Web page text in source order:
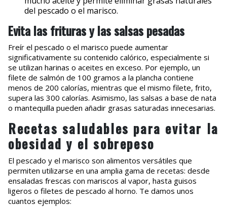
del pescado o el marisco.
Evita las frituras y las salsas pesadas
Freír el pescado o el marisco puede aumentar
significativamente su contenido calórico, especialmente si
se utilizan harinas o aceites en exceso. Por ejemplo, un
filete de salmón de 100 gramos a la plancha contiene
menos de 200 calorías, mientras que el mismo filete, frito,
supera las 300 calorías. Asimismo, las salsas a base de nata
o mantequilla pueden añadir grasas saturadas innecesarias.
Recetas saludables para evitar la
obesidad y el sobrepeso
El pescado y el marisco son alimentos versátiles que
permiten utilizarse en una amplia gama de recetas: desde
ensaladas frescas con mariscos al vapor, hasta guisos
ligeros o filetes de pescado al horno. Te damos unos
cuantos ejemplos: